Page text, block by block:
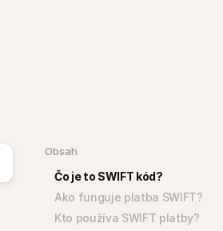
Obsah
Čo je to SWIFT kód?
Ako funguje platba SWIFT?
Kto používa SWIFT platby?